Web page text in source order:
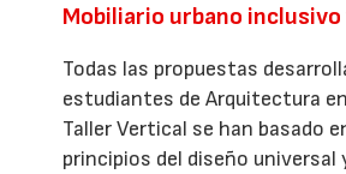
Mobiliario urbano inclusivo
Todas las propuestas
estudiantes de Arquitectura
Taller Vertical se han basado
principios del diseño universal